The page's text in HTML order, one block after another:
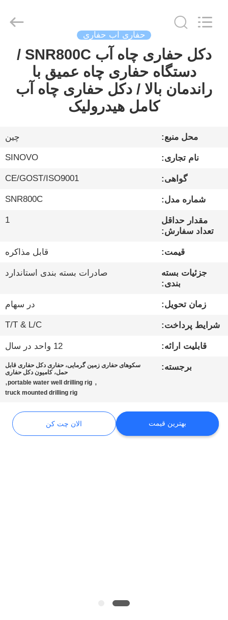
خانه
محصولات
کارخانه
کنترل
تماس
چت
کن
Sinovo
Heavy
Reserved.
حفاری آب حفاری
دکل حفاری چاه آب SNR800C /
دستگاه حفاری چاه عمیق با
راندمان بالا / دکل حفاری چاه آب
کامل هیدرولیک
محل منبع: چین
نام تجاری: SINOVO
گواهی: CE/GOST/ISO9001
شماره مدل: SNR800C
مقدار حداقل
تعداد سفارش:
1
قیمت: قابل مذاکره
جزئیات بسته
بندی:
صادرات بسته بندی استاندارد
زمان تحویل: در سهام
شرایط پرداخت: T/T & L/C
قابلیت ارائه: 12 واحد در سال
برجسته:
سکوهای حفاری زمین گرمایی، حفاری دکل حفاری قابل
حمل، کامیون دکل حفاری
,
portable water well drilling rig
,
truck mounted drilling rig
بهترین قیمت الان چت کن